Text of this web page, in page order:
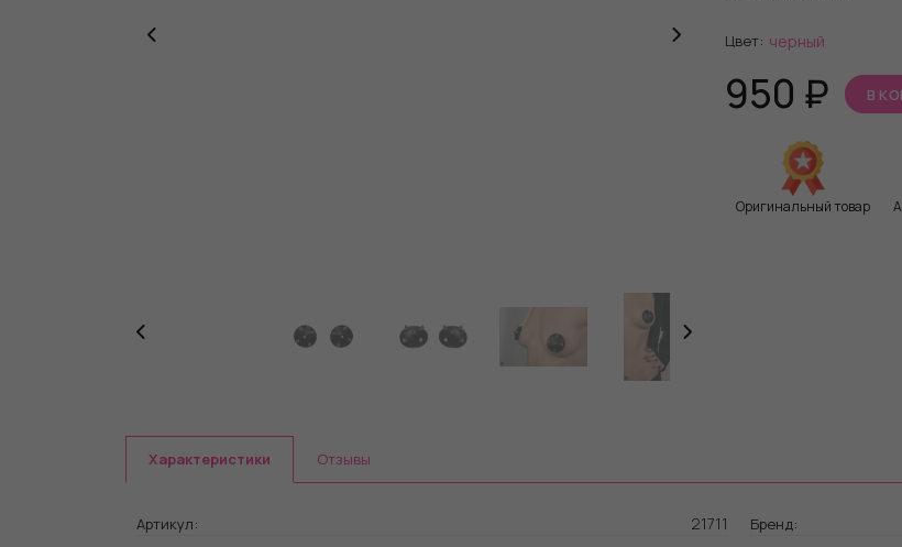
Цвет: черный
950 ₽ В
Оригинальный товар
Характеристики Отзывы
Артикул: 21711 Бренд: